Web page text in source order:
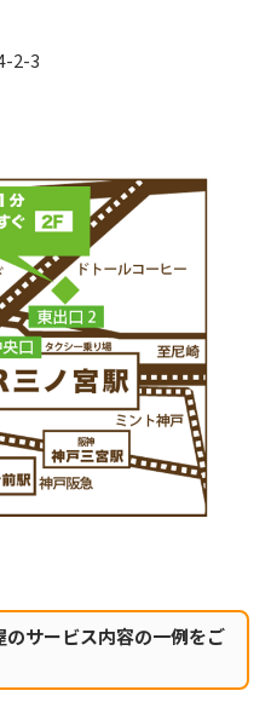
2-3
のサービス内容の一例をご